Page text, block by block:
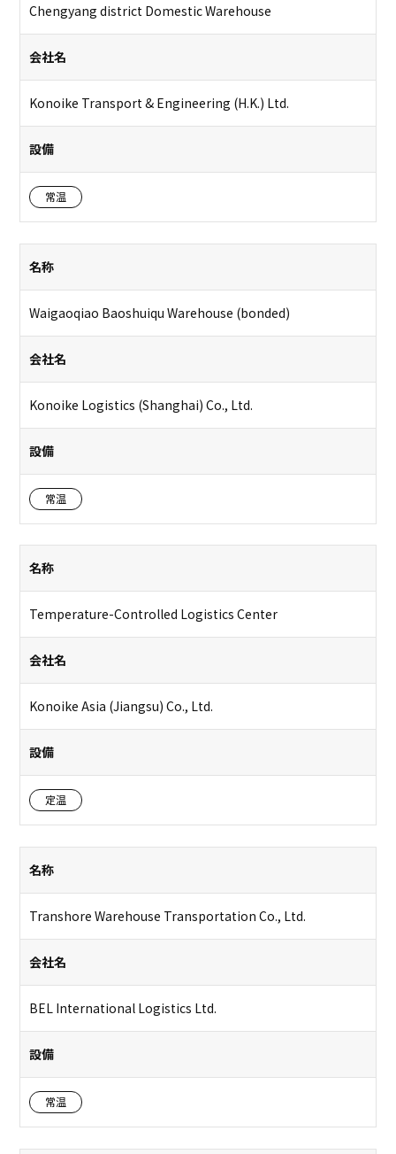
Chengyang district Domestic Warehouse
会社名
Konoike Transport & Engineering (H.K.) Ltd.
設備
常温
名称
Waigaoqiao Baoshuiqu Warehouse (bonded)
会社名
Konoike Logistics (Shanghai) Co., Ltd.
設備
常温
名称
Temperature-Controlled Logistics Center
会社名
Konoike Asia (Jiangsu) Co., Ltd.
設備
定温
名称
Transhore Warehouse Transportation Co., Ltd.
会社名
BEL International Logistics Ltd.
設備
常温